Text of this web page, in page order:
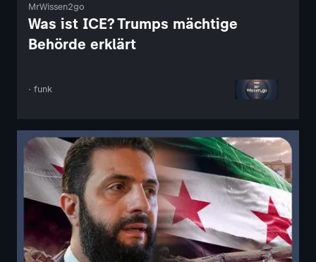
MrWissen2go
Was ist ICE? Trumps mächtige
Behörde erklärt
· funk